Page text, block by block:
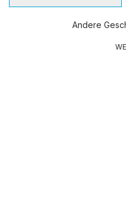
Andere